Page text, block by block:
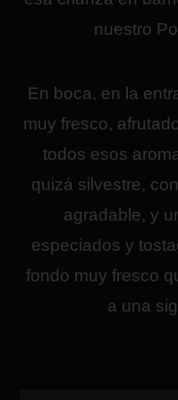
nuestro
En boca, en la
muy fresco,
todos esos
quizá silvestre,
agradable, y
especiados y
fondo muy fresco
a una